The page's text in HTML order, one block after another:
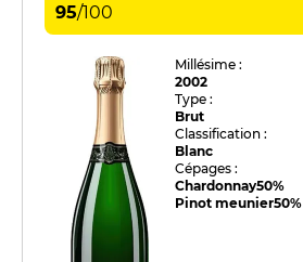
95/100
Millésime :
2002
Type :
Brut
Classification :
Blanc
Cépages :
Chardonnay50%
Pinot meunier50%